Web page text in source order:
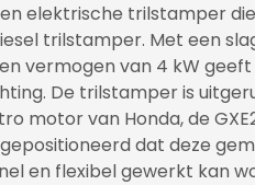
elektrische trilstamper
trilstamper. Met een
vermogen van 4 kW
De trilstamper is
motor van Honda, de
dat deze
en flexibel gewerkt kan